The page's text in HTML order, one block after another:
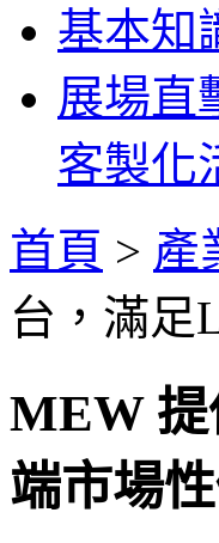
基本知
展場直
客製化
首頁 > 產
台，滿足
MEW
端市場